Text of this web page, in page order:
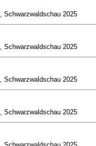
, Schwarzwaldschau 2025
, Schwarzwaldschau 2025
, Schwarzwaldschau 2025
, Schwarzwaldschau 2025